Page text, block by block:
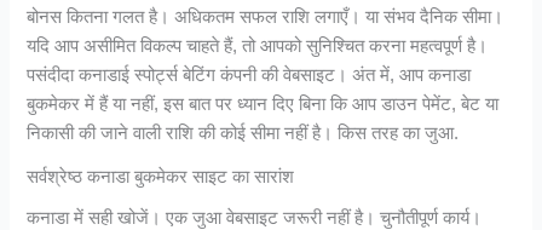
बोनस कितना गलत है। अधिकतम सफल राशि लगाएँ। या संभव दैनिक सीमा।
यदि आप असीमित विकल्प चाहते हैं, तो आपको सुनिश्चित करना महत्वपूर्ण है।
पसंदीदा कनाडाई स्पोर्ट्स बेटिंग कंपनी की वेबसाइट। अंत में, आप कनाडा
बुकमेकर में हैं या नहीं, इस बात पर ध्यान दिए बिना कि आप डाउन पेमेंट, बेट या
निकासी की जाने वाली राशि की कोई सीमा नहीं है। किस तरह का जुआ.
सर्वश्रेष्ठ कनाडा बुकमेकर साइट का सारांश
कनाडा में सही खोजें। एक जुआ वेबसाइट जरूरी नहीं है। चुनौतीपूर्ण कार्य।